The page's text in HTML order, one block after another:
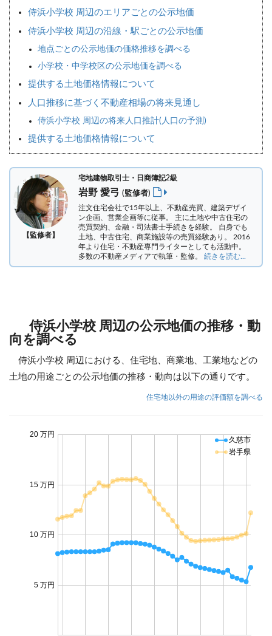
侍浜小学校 周辺のエリアごとの公示地価
侍浜小学校 周辺の沿線・駅ごとの公示地価
地点ごとの公示地価の価格推移を調べる
小学校・中学校区の公示地価を調べる
提供する土地価格情報について
人口推移に基づく不動産相場の将来見通し
侍浜小学校 周辺の将来人口推計(人口の予測)
提供する土地価格情報について
【監修者】
宅地建物取引士・日商簿記2級
岩野 愛弓 (監修者)
注文住宅会社で15年以上、不動産売買、建築デザイ
ン企画、営業企画等に従事。 主に土地や中古住宅の
売買契約、金融・司法書士手続きを経験。 自身でも
土地、中古住宅、商業施設等の売買経験あり。 2016
年より住宅・不動産専門ライターとしても活動中。
多数の不動産メディアで執筆・監修。 続きを読む...
侍浜小学校 周辺の公示地価の推移・動
向を調べる
侍浜小学校 周辺における、住宅地、商業地、工業地などの
土地の用途ごとの公示地価の推移・動向は以下の通りです。
住宅地以外の用途の評価額を調べる
5 万円
10 万円
15 万円
20 万円
久慈市
岩手県